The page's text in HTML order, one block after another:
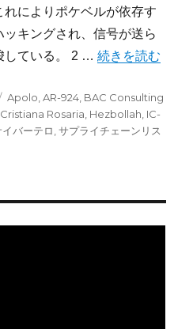
れによりポケベルが依存す
キングされ、信号が送ら
している。 2 …“ヒズボラのポ
続きを読む
タ
グ
Apolo,AR-924, BAC Consulting
Rosaria, Hezbollah, IC-
イバーテロ,サプライチェーンリス